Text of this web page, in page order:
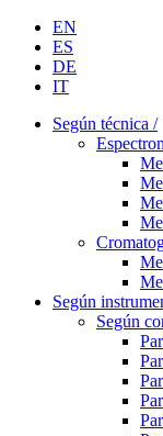
EN
ES
DE
IT
Según técnica /
Según
Según